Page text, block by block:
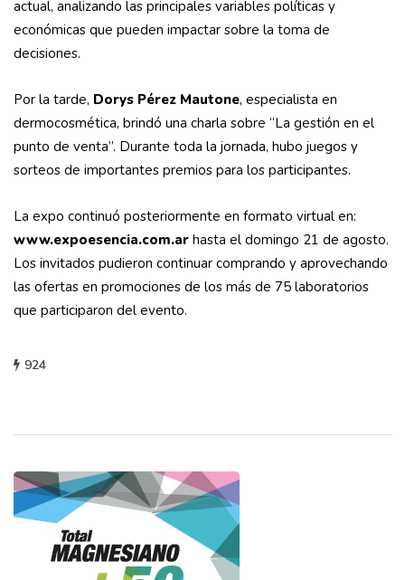
actual, analizando las principales variables políticas y
económicas que pueden impactar sobre la toma de
decisiones.
Por la tarde, Dorys Pérez Mautone, especialista en
dermocosmética, brindó una charla sobre “La gestión en el
punto de venta”. Durante toda la jornada, hubo juegos y
sorteos de importantes premios para los participantes.
La expo continuó posteriormente en formato virtual en:
www.expoesencia.com.ar hasta el domingo 21 de agosto.
Los invitados pudieron continuar comprando y aprovechando
las ofertas en promociones de los más de 75 laboratorios
que participaron del evento.
924